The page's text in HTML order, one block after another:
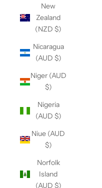
New
Zealand
(NZD $)
Nicaragua
(AUD $)
Niger (AUD
$)
Nigeria
(AUD $)
Niue (AUD
$)
Norfolk
Island
(AUD $)